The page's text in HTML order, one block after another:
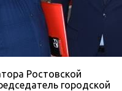
Ростовской
городской